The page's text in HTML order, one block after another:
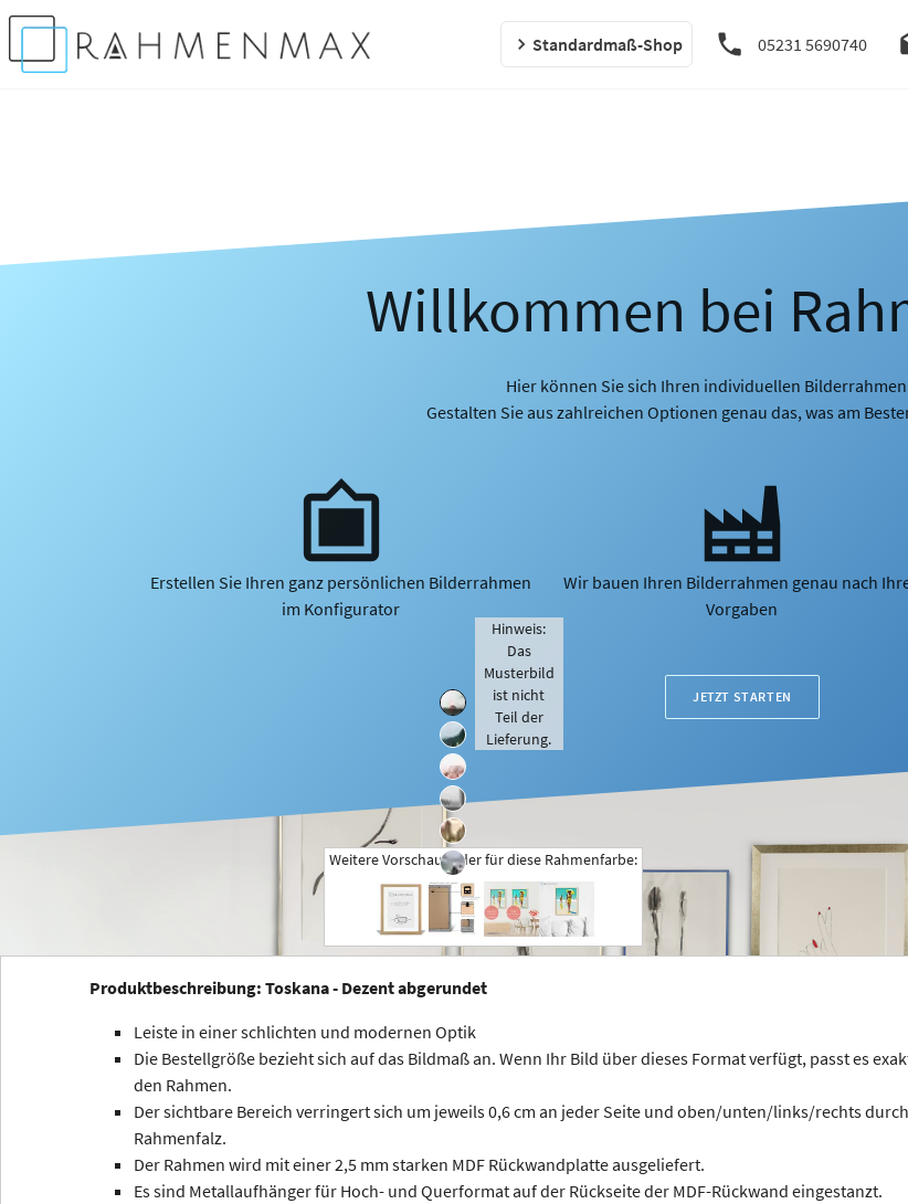
Standardmaß-Shop 05231 5690740
Willkommen bei
Hier können Sie sich Ihren individuellen
Gestalten Sie aus zahlreichen Optionen genau das, was am
Erstellen Sie Ihren ganz persönlichen Bilderrahmen
im Konfigurator
Wir bauen Ihren Bilderrahmen genau nach
Vorgaben
JETZT STARTEN
+
Hinweis:
Das
Musterbild
ist nicht
Teil der
Lieferung.
Weitere Vorschaubilder für diese Rahmenfarbe:
Produktbeschreibung: Toskana - Dezent abgerundet
Leiste in einer schlichten und modernen Optik
Die Bestellgröße bezieht sich auf das Bildmaß an. Wenn Ihr Bild über dieses Format verfügt, passt es
den Rahmen.
Der sichtbare Bereich verringert sich um jeweils 0,6 cm an jeder Seite und oben/unten/links/rechts
Rahmenfalz.
Der Rahmen wird mit einer 2,5 mm starken MDF Rückwandplatte ausgeliefert.
Es sind Metallaufhänger für Hoch- und Querformat auf der Rückseite der MDF-Rückwand eingestanzt.